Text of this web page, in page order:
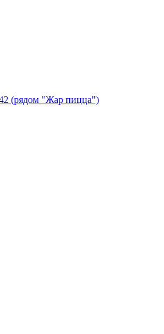
(рядом "Жар пицца")